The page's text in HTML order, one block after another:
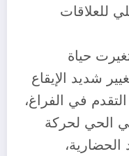
للعلاقات
حياة
شديد الإيقاع
في الفراغ،
الحي لحركة